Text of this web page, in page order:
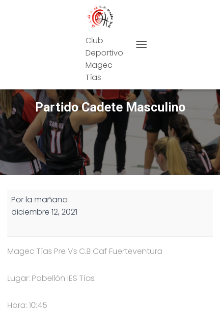
Club
Deportivo
Magec
Tías
Partido Cadete Masculino
Partido
Cadete
Por la mañana
diciembre 12, 2021
Magec Tías Pre Vs C.B Caf Fuerteventura
Lugar: Pabellón IES Tías
Hora: 10:45